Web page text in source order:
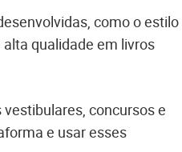
como o estilo
qualidade em livros
concursos e
e usar esses